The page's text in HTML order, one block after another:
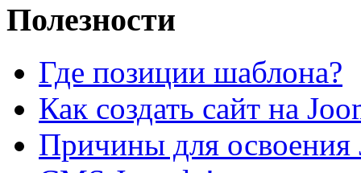
Полезности
Где позиции шаблона?
Как создать сайт на
Причины для освоения